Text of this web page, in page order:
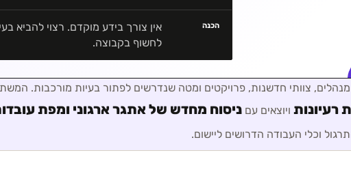
הכנה
אין צורך בידע מוקדם. רצוי להביא
לחשוף בקבוצה.
מנהלים, צוותי חדשנות, פרויקטים ומטה שנדרשים לפתור בעיות מורכבות.
רעיונותויוצאים עם ניסוח מחדש של אתגר ארגוני ומפת
וכלי העבודה הדרושים ליישום.